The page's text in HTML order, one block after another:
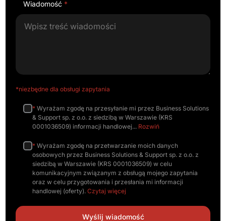
Wiadomość *
*niezbędne dla obsługi zapytania
* Wyrażam zgodę na przesyłanie mi przez Business Solutions
& Support sp. z o.o. z siedzibą w Warszawie (KRS
0001036509) informacji handlowej
Rozwiń
* Wyrażam zgodę na przetwarzanie moich danych
osobowych przez Business Solutions & Support sp. z o.o. z
siedzibą w Warszawie (KRS 0001036509) w celu
komunikacyjnym związanym z obsługą mojego zapytania
oraz w celu przygotowania i przesłania mi informacji
handlowej (oferty).Czytaj więcej